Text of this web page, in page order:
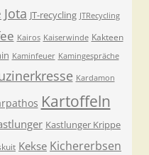
Jota JT-recycling JTRecycling
Kairos Kaiserwinde Kakteen
Kaminfeuer Kamingespräche
Kardamon
Kartoffeln
Kastlunger Krippe
Kekse Kichererbsen